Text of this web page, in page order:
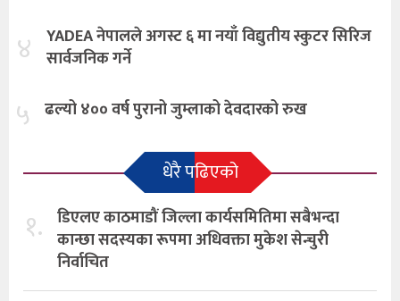
४ YADEA नेपालले अगस्ट ६ मा नयाँ विद्युतीय स्कुटर सिरिज
सार्वजनिक गर्ने
५ ढल्यो ४०० वर्ष पुरानो जुम्लाको देवदारको रुख
धेरै पढिएको
१. डिएलए काठमाडौं जिल्ला कार्यसमितिमा सबैभन्दा
कान्छा सदस्यका रूपमा अधिवक्ता मुकेश सेन्चुरी
निर्वाचित